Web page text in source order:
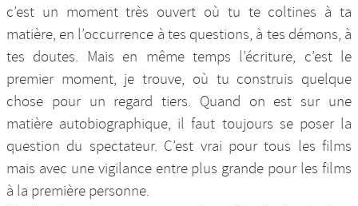
c’est un moment très ouvert où tu te coltines à ta
matière, en l’occurrence à tes questions, à tes démons, à
tes doutes. Mais en même temps l’écriture, c’est le
premier moment, je trouve, où tu construis quelque
chose pour un regard tiers. Quand on est sur une
matière autobiographique, il faut toujours se poser la
question du spectateur. C’est vrai pour tous les films
mais avec une vigilance entre plus grande pour les films
à la première personne.